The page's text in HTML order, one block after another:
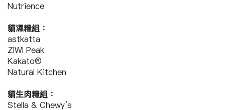
Nutrience
貓濕糧組：
astkatta
ZIWI Peak
Kakato®
Natural Kitchen
貓生肉糧組：
Stella & Chewy’s